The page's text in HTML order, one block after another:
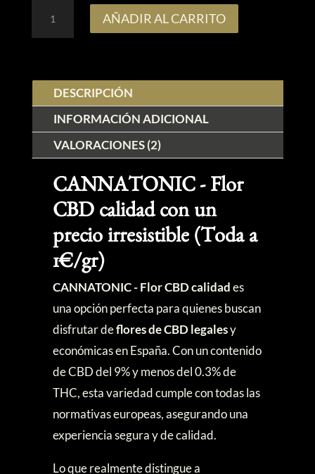
CANNATONIC
calidad
(Toda
a
1€/gr)
cantidad
AÑADIR AL CARRITO
DESCRIPCIÓN
INFORMACIÓN ADICIONAL
VALORACIONES (2)
CANNATONIC - Flor
CBD calidad con un
precio irresistible (Toda a
1€/gr)
CANNATONIC - Flor CBD calidades
una opción perfecta para quienes buscan
disfrutar deflores de CBD legalesy
económicas en España. Con un contenido
de CBD del 9% y menos del 0.3% de
THC, esta variedad cumple con todas las
normativas europeas, asegurando una
experiencia segura y de calidad.
Lo que realmente distingue a